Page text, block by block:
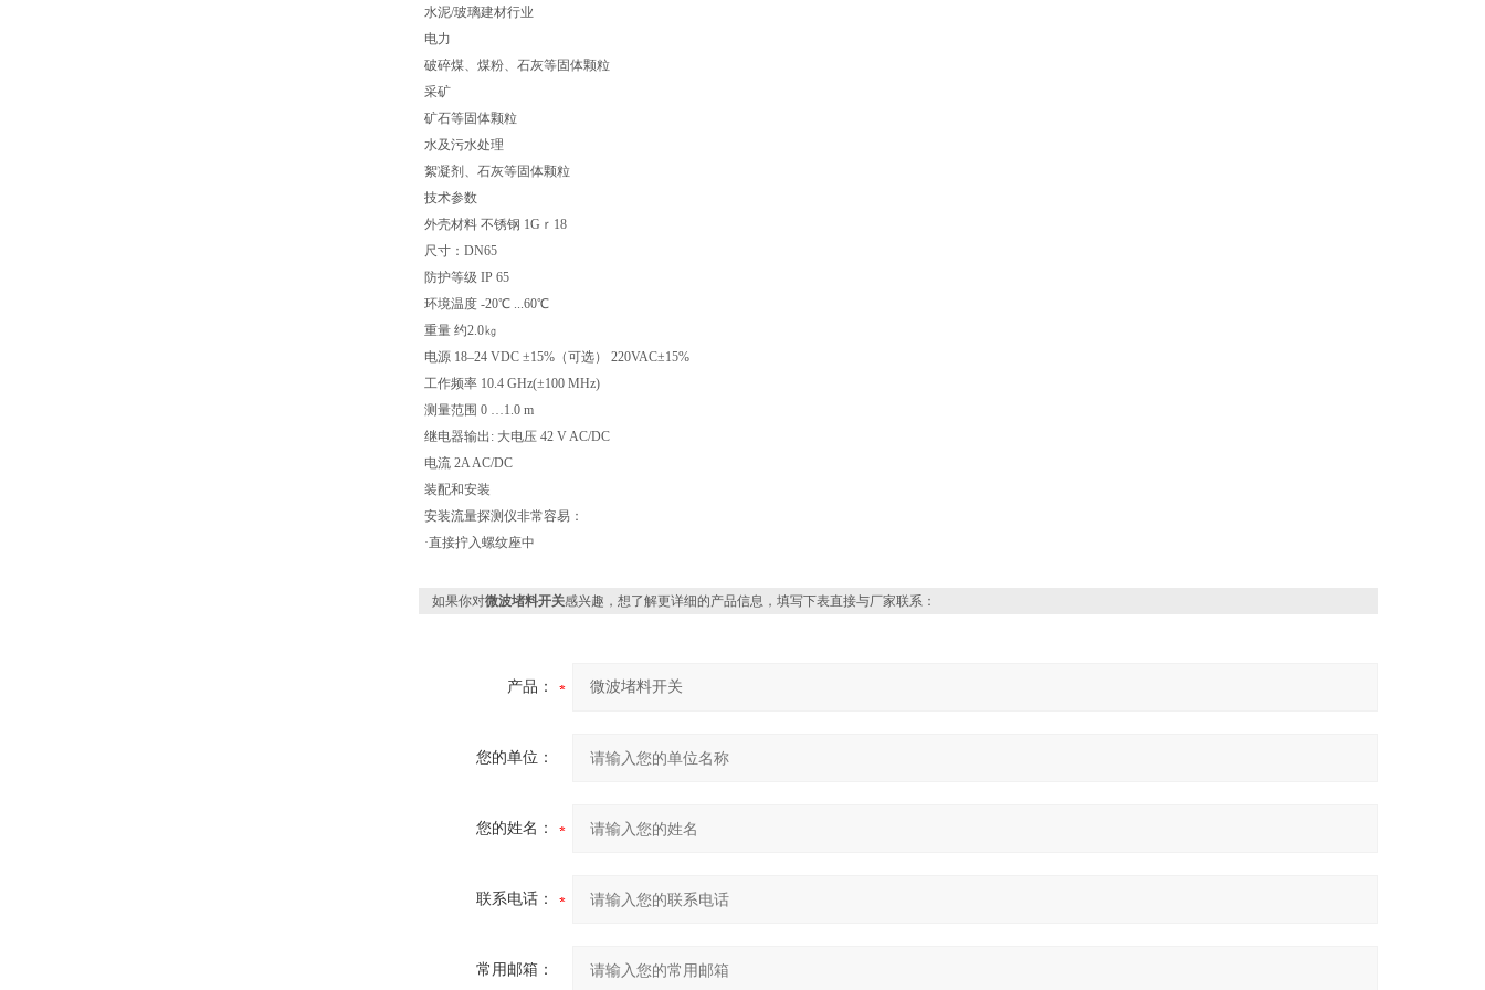
水泥/玻璃建材行业
电力
破碎煤、煤粉、石灰等固体颗粒
采矿
矿石等固体颗粒
水及污水处理
絮凝剂、石灰等固体颗粒
技术参数
外壳材料 不锈钢 1Gｒ18
尺寸：DN65
防护等级 IP 65
环境温度 -20℃ ...60℃
重量 约2.0㎏
电源 18–24 VDC ±15%（可选） 220VAC±15%
工作频率 10.4 GHz(±100 MHz)
测量范围 0 …1.0 m
继电器输出: 大电压 42 V AC/DC
电流 2A AC/DC
装配和安装
安装流量探测仪非常容易：
·直接拧入螺纹座中
如果你对微波堵料开关感兴趣，想了解更详细的产品信息，填写下表直接与厂家联系：
产品：
您的单位：
您的姓名：
联系电话：
常用邮箱：